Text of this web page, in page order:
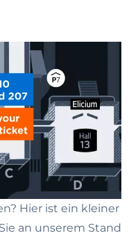
Hier ist ein kleiner
an unserem Stand